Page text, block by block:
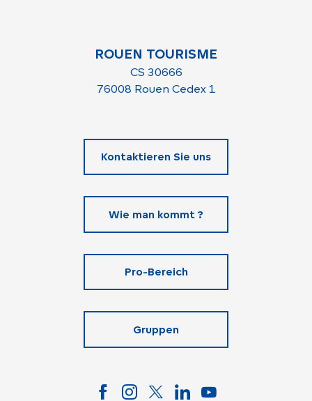
ROUEN TOURISME
CS 30666
76008 Rouen Cedex 1
Kontaktieren Sie uns
Wie man kommt ?
Pro-Bereich
Gruppen